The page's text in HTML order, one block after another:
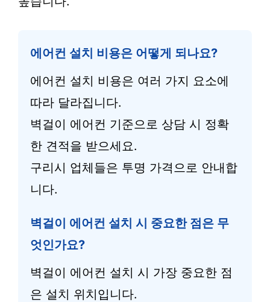
에어컨 설치 비용은 어떻게 되나요?
에어컨 설치 비용은 여러 가지 요소에
따라 달라집니다.
벽걸이 에어컨 기준으로 상담 시 정확
한 견적을 받으세요.
구리시 업체들은 투명 가격으로 안내합
니다.
벽걸이 에어컨 설치 시 중요한 점은 무
엇인가요?
벽걸이 에어컨 설치 시 가장 중요한 점
은 설치 위치입니다.